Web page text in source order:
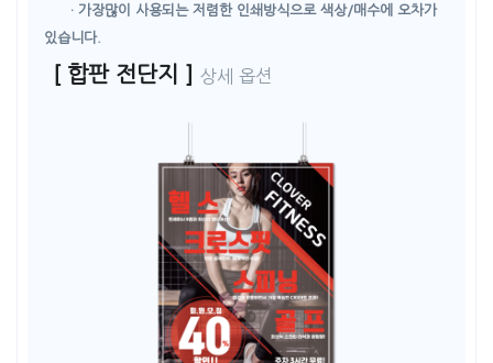
· 가장많이 사용되는 저렴한 인쇄방식으로 색상/매수에 오차가
있습니다.
[ 합판 전단지 ] 상세 옵션